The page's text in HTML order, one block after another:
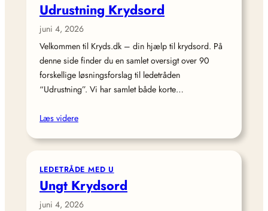
Udrustning Krydsord
juni 4, 2026
Velkommen til Kryds.dk – din hjælp til krydsord. På
denne side finder du en samlet oversigt over 90
forskellige løsningsforslag til ledetråden
“Udrustning”. Vi har samlet både korte…
Læs videre
LEDETRÅDE MED U
Ungt Krydsord
juni 4, 2026